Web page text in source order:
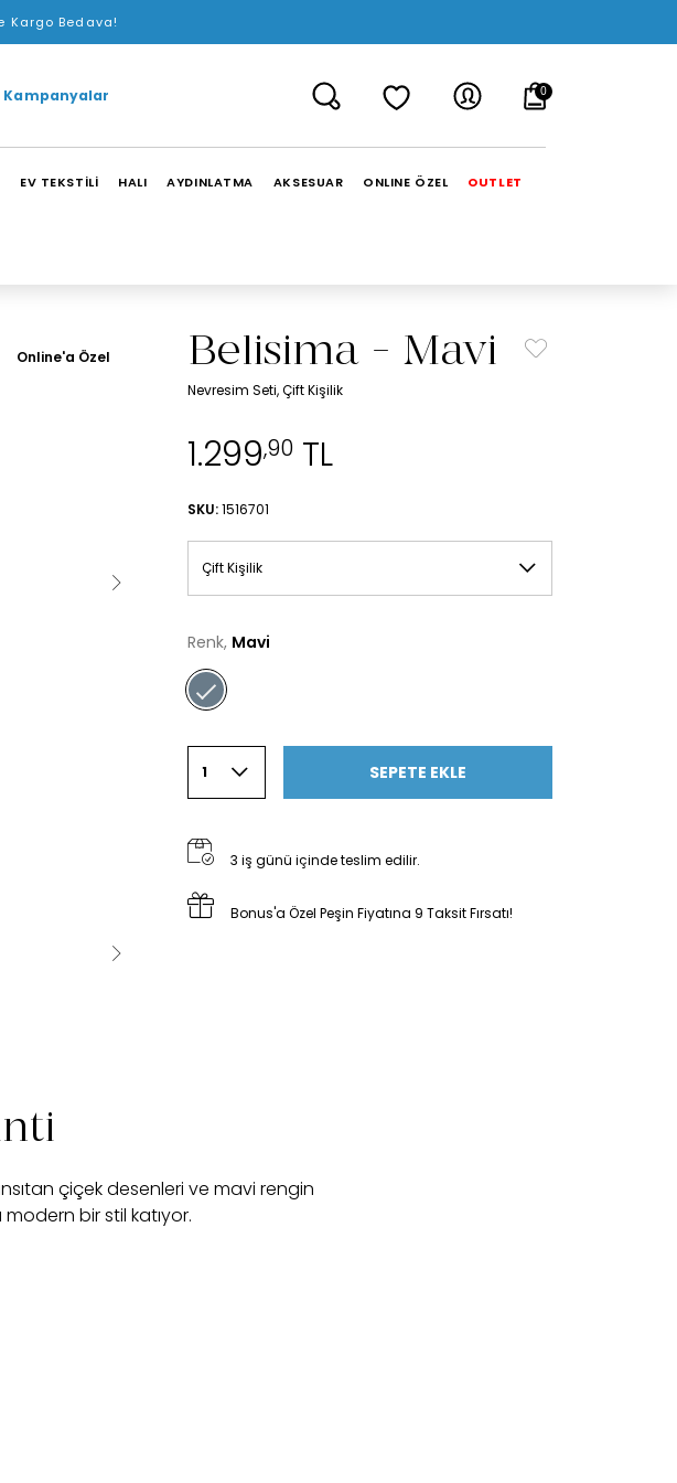
Kargo Bedava!
Kampanyalar 0
EV TEKSTİLİ HALI AYDINLATMA AKSESUAR ONLINE ÖZEL OUTLET
Online'a Özel Belisima - Mavi
Nevresim Seti, Çift Kişilik
1.299,90TL
SKU: 1516701
Çift Kişilik
Renk, Mavi
1 SEPETE EKLE
3 iş günü içinde teslim edilir.
Bonus'a Özel Peşin Fiyatına 9 Taksit Fırsatı!
çiçek desenleri ve mavi rengin
bir stil katıyor.